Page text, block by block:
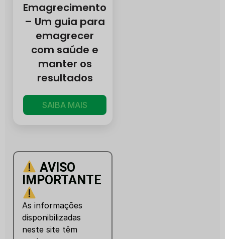
Emagrecimento
– Um guia para
emagrecer
com saúde e
manter os
resultados
SAIBA MAIS
AVISO
IMPORTANTE
As informações
disponibilizadas
neste site têm